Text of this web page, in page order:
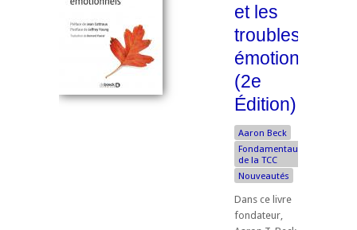
et les
troubles
émotionnels
(2e
Édition)
Aaron Beck
Fondamentaux
de la TCC
Nouveautés
Dans ce livre
fondateur,